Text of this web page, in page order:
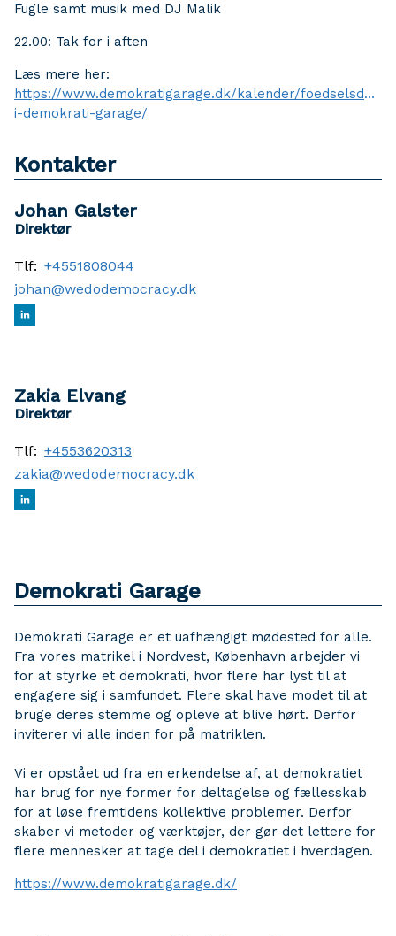
Fugle samt musik med DJ Malik
22.00: Tak for i aften
Læs mere her:
https://www.demokratigarage.dk/kalender/
i-demokrati-garage/
Kontakter
Johan Galster
Direktør
Tlf: +4551808044
johan@wedodemocracy.dk
Zakia Elvang
Direktør
Tlf: +4553620313
zakia@wedodemocracy.dk
Demokrati Garage
Demokrati Garage er et uafhængigt mødested for alle.
Fra vores matrikel i Nordvest, København arbejder vi
for at styrke et demokrati, hvor flere har lyst til at
engagere sig i samfundet. Flere skal have modet til at
bruge deres stemme og opleve at blive hørt. Derfor
inviterer vi alle inden for på matriklen.
Vi er opstået ud fra en erkendelse af, at demokratiet
har brug for nye former for deltagelse og fællesskab
for at løse fremtidens kollektive problemer. Derfor
skaber vi metoder og værktøjer, der gør det lettere for
flere mennesker at tage del i demokratiet i hverdagen.
https://www.demokratigarage.dk/